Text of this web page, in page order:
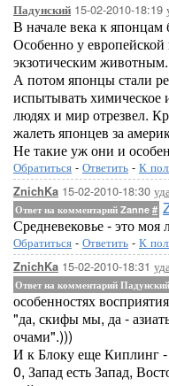
Падунский 15-02-2010-18:19
В начале века к японцам
Особенно у
экзотическим животным.
А потом японцы стали
испытывать химическое
людях и мир отрезвел.
жалеть японцев за
Не такие уж они и
Обратиться - Ответить - К
ZnichKa 15-02-2010-18:30
Ответ на комментарий Zanne #
Средневековье - это моя
Обратиться - Ответить - К
ZnichKa 15-02-2010-18:31
Ответ на комментарий Падунский
особенностях
"да, скифы мы, да -
очами".)))
И к Блоку еще Киплинг -
0, Запад есть Запад,